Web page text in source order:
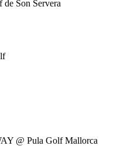
Son Servera
@ Pula Golf Mallorca